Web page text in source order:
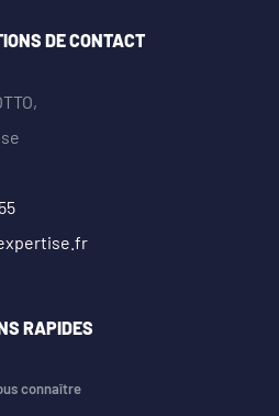
DE CONTACT
RAPIDES
connaître